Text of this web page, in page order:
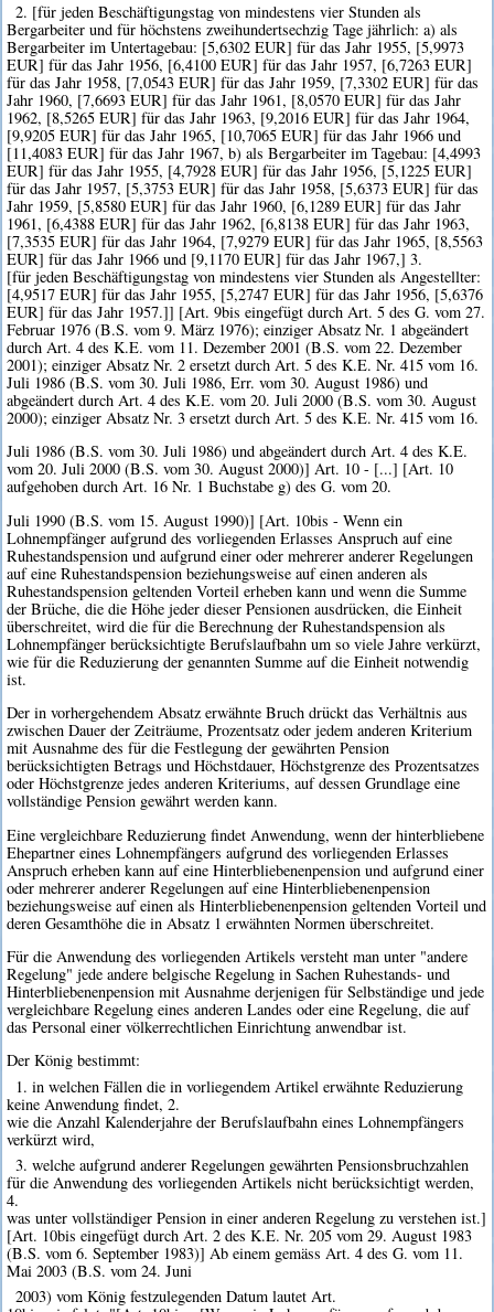
2. [für jeden Beschäftigungstag von mindestens vier Stunden als
Bergarbeiter und für höchstens zweihundertsechzig Tage jährlich: a) als
Bergarbeiter im Untertagebau: [5,6302 EUR] für das Jahr 1955, [5,9973
EUR] für das Jahr 1956, [6,4100 EUR] für das Jahr 1957, [6,7263 EUR]
für das Jahr 1958, [7,0543 EUR] für das Jahr 1959, [7,3302 EUR] für das
Jahr 1960, [7,6693 EUR] für das Jahr 1961, [8,0570 EUR] für das Jahr
1962, [8,5265 EUR] für das Jahr 1963, [9,2016 EUR] für das Jahr 1964,
[9,9205 EUR] für das Jahr 1965, [10,7065 EUR] für das Jahr 1966 und
[11,4083 EUR] für das Jahr 1967, b) als Bergarbeiter im Tagebau: [4,4993
EUR] für das Jahr 1955, [4,7928 EUR] für das Jahr 1956, [5,1225 EUR]
für das Jahr 1957, [5,3753 EUR] für das Jahr 1958, [5,6373 EUR] für das
Jahr 1959, [5,8580 EUR] für das Jahr 1960, [6,1289 EUR] für das Jahr
1961, [6,4388 EUR] für das Jahr 1962, [6,8138 EUR] für das Jahr 1963,
[7,3535 EUR] für das Jahr 1964, [7,9279 EUR] für das Jahr 1965, [8,5563
EUR] für das Jahr 1966 und [9,1170 EUR] für das Jahr 1967,] 3.
[für jeden Beschäftigungstag von mindestens vier Stunden als Angestellter:
[4,9517 EUR] für das Jahr 1955, [5,2747 EUR] für das Jahr 1956, [5,6376
EUR] für das Jahr 1957.]] [Art. 9bis eingefügt durch Art. 5 des G. vom 27.
Februar 1976 (B.S. vom 9. März 1976); einziger Absatz Nr. 1 abgeändert
durch Art. 4 des K.E. vom 11. Dezember 2001 (B.S. vom 22. Dezember
2001); einziger Absatz Nr. 2 ersetzt durch Art. 5 des K.E. Nr. 415 vom 16.
Juli 1986 (B.S. vom 30. Juli 1986, Err. vom 30. August 1986) und
abgeändert durch Art. 4 des K.E. vom 20. Juli 2000 (B.S. vom 30. August
2000); einziger Absatz Nr. 3 ersetzt durch Art. 5 des K.E. Nr. 415 vom 16.
Juli 1986 (B.S. vom 30. Juli 1986) und abgeändert durch Art. 4 des K.E.
vom 20. Juli 2000 (B.S. vom 30. August 2000)] Art. 10 - [...] [Art. 10
aufgehoben durch Art. 16 Nr. 1 Buchstabe g) des G. vom 20.
Juli 1990 (B.S. vom 15. August 1990)] [Art. 10bis - Wenn ein
Lohnempfänger aufgrund des vorliegenden Erlasses Anspruch auf eine
Ruhestandspension und aufgrund einer oder mehrerer anderer Regelungen
auf eine Ruhestandspension beziehungsweise auf einen anderen als
Ruhestandspension geltenden Vorteil erheben kann und wenn die Summe
der Brüche, die die Höhe jeder dieser Pensionen ausdrücken, die Einheit
überschreitet, wird die für die Berechnung der Ruhestandspension als
Lohnempfänger berücksichtigte Berufslaufbahn um so viele Jahre verkürzt,
wie für die Reduzierung der genannten Summe auf die Einheit notwendig
ist.
Der in vorhergehendem Absatz erwähnte Bruch drückt das Verhältnis aus
zwischen Dauer der Zeiträume, Prozentsatz oder jedem anderen Kriterium
mit Ausnahme des für die Festlegung der gewährten Pension
berücksichtigten Betrags und Höchstdauer, Höchstgrenze des Prozentsatzes
oder Höchstgrenze jedes anderen Kriteriums, auf dessen Grundlage eine
vollständige Pension gewährt werden kann.
Eine vergleichbare Reduzierung findet Anwendung, wenn der hinterbliebene
Ehepartner eines Lohnempfängers aufgrund des vorliegenden Erlasses
Anspruch erheben kann auf eine Hinterbliebenenpension und aufgrund einer
oder mehrerer anderer Regelungen auf eine Hinterbliebenenpension
beziehungsweise auf einen als Hinterbliebenenpension geltenden Vorteil und
deren Gesamthöhe die in Absatz 1 erwähnten Normen überschreitet.
Für die Anwendung des vorliegenden Artikels versteht man unter "andere
Regelung" jede andere belgische Regelung in Sachen Ruhestands- und
Hinterbliebenenpension mit Ausnahme derjenigen für Selbständige und jede
vergleichbare Regelung eines anderen Landes oder eine Regelung, die auf
das Personal einer völkerrechtlichen Einrichtung anwendbar ist.
Der König bestimmt:
1. in welchen Fällen die in vorliegendem Artikel erwähnte Reduzierung
keine Anwendung findet, 2.
wie die Anzahl Kalenderjahre der Berufslaufbahn eines Lohnempfängers
verkürzt wird,
3. welche aufgrund anderer Regelungen gewährten Pensionsbruchzahlen
für die Anwendung des vorliegenden Artikels nicht berücksichtigt werden,
4.
was unter vollständiger Pension in einer anderen Regelung zu verstehen ist.]
[Art. 10bis eingefügt durch Art. 2 des K.E. Nr. 205 vom 29. August 1983
(B.S. vom 6. September 1983)] Ab einem gemäss Art. 4 des G. vom 11.
Mai 2003 (B.S. vom 24. Juni
2003) vom König festzulegenden Datum lautet Art.